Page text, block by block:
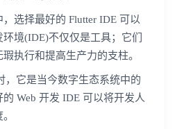
选择最好的 Flutter IDE 可以
境(IDE)不仅仅是工具；它们
执行和提高生产力的支柱。
，它是当今数字生态系统中的
Web 开发 IDE 可以将开发人